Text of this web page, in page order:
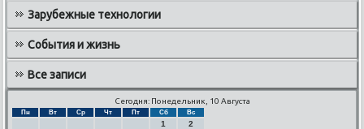
Зарубежные технологии
События и жизнь
Все записи
Сегодня: Понедельник, 10 Августа
Пн Вт Ср Чт Пт Сб Вс
1
2